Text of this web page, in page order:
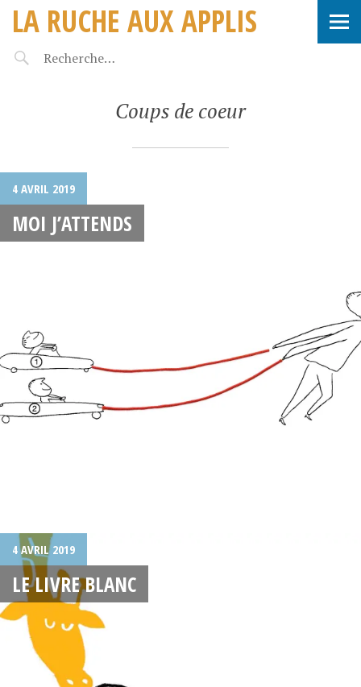
LA RUCHE AUX APPLIS
Coups de coeur
4 AVRIL 2019
MOI J’ATTENDS
4 AVRIL 2019
LE LIVRE BLANC